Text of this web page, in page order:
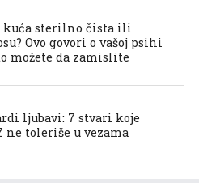
kuća sterilno čista ili
Ovo govori o vašoj psihi
možete da zamislite
ljubavi: 7 stvari koje
ne toleriše u vezama